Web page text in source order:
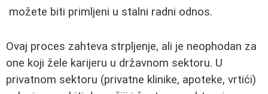
možete biti primljeni u stalni radni odnos.
Ovaj proces zahteva strpljenje, ali je neophodan za
one koji žele karijeru u državnom sektoru. U
privatnom sektoru (privatne klinike, apoteke, vrtići)